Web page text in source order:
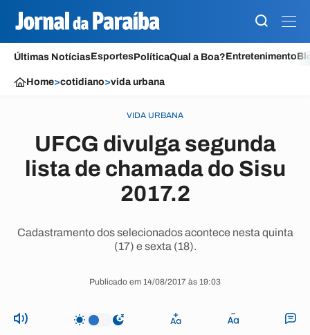
Últimas NotíciasEsportesPolíticaQual a Boa?Entretenimento
Home>cotidiano>vida urbana
VIDA URBANA
UFCG divulga segunda
lista de chamada do Sisu
2017.2
Cadastramento dos selecionados acontece nesta quinta
(17) e sexta (18).
Publicado em 14/08/2017 às 19:03